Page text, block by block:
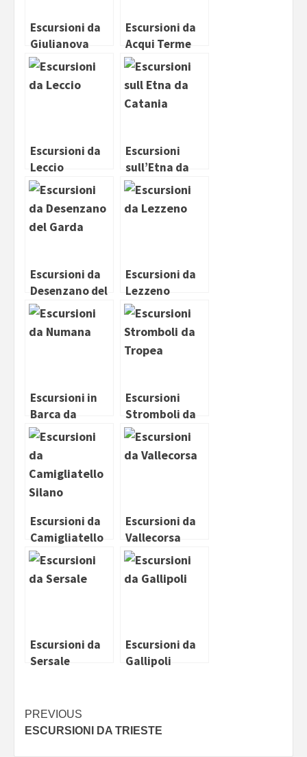
Escursioni da
Giulianova
Escursioni da
Acqui Terme
Escursioni da
Leccio
Escursioni
sull’Etna da
Catania
Escursioni da
Desenzano del
Garda
Escursioni da
Lezzeno
Escursioni in
Barca da
Numana
Escursioni
Stromboli da
Tropea
Escursioni da
Camigliatello
Silano
Escursioni da
Vallecorsa
Escursioni da
Sersale
Escursioni da
Gallipoli
Continue
Reading
PREVIOUS
ESCURSIONI DA TRIESTE